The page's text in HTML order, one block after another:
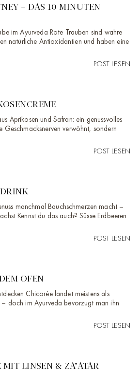
– DAS 10 MINUTEN
im Ayurveda Rote Trauben sind wahre
natürliche Antioxidantien und haben eine
POST LESEN
Aprikosen und Safran: ein genussvolles
Geschmacksnerven verwöhnt, sondern
POST LESEN
manchmal Bauchschmerzen macht –
Kennst du das auch? Süsse Erdbeeren
POST LESEN
OFEN
Chicorée landet meistens als
– doch im Ayurveda bevorzugt man ihn
POST LESEN
LINSEN & ZA’ATAR